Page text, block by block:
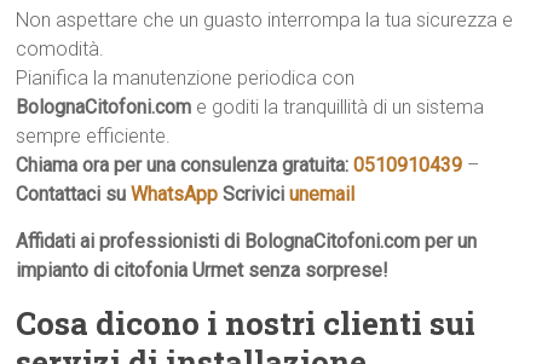
Non aspettare che un guasto interrompa la tua sicurezza e
comodità.
Pianifica la manutenzione periodica con
BolognaCitofoni.com e goditi la tranquillità di un sistema
sempre efficiente.
Chiama ora per una consulenza gratuita:0510910439 –
Contattaci suWhatsApp Scriviciunemail
Affidati ai professionisti di BolognaCitofoni.com per un
impianto di citofonia Urmet senza sorprese!
Cosa dicono i nostri clienti sui